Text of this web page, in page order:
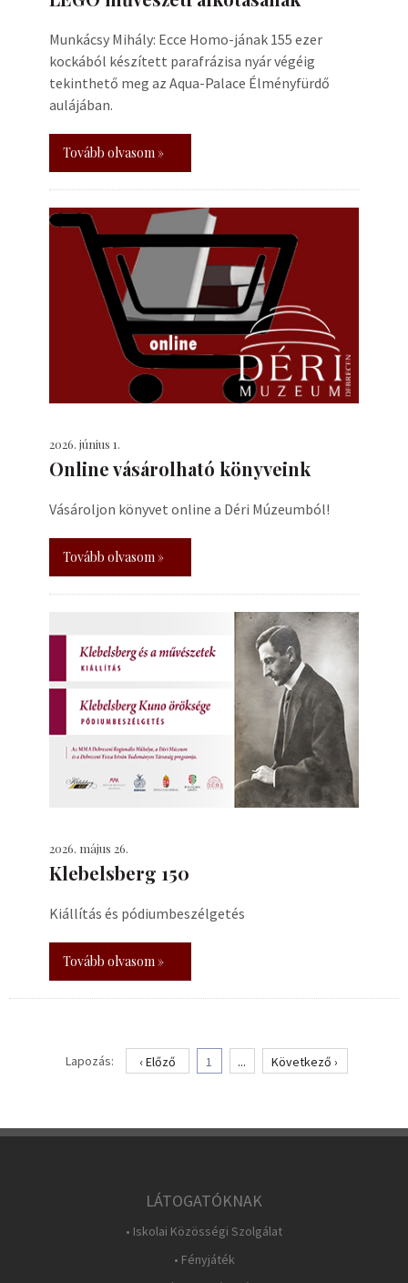
Munkácsy Mihály: Ecce Homo-jának 155 ezer
kockából készített parafrázisa nyár végéig
tekinthető meg az Aqua-Palace Élményfürdő
aulájában.
Tovább olvasom »
2026. június 1.
Online vásárolható könyveink
Vásároljon könyvet online a Déri Múzeumból!
Tovább olvasom »
2026. május 26.
Klebelsberg 150
Kiállítás és pódiumbeszélgetés
Tovább olvasom »
Lapozás: ‹ Előző 1 ... Következő ›
LÁTOGATÓKNAK
• Iskolai Közösségi Szolgálat
• Fényjáték